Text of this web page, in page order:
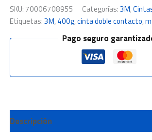
SKU:70006708955 Categorías:3M,
Etiquetas:3M,400g,cinta doble contacto,
Pago seguro
Descripción